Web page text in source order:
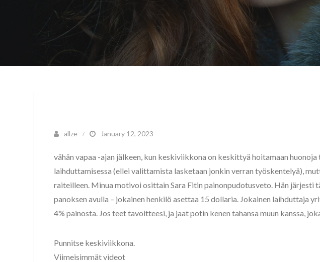
allze January 12, 2023
vähän vapaa -ajan jälkeen, kun keskiviikkona on keskittyä hoitamaan
laihduttamisessa (ellei valittamista lasketaan jonkin verran työskentelyä),
raiteilleen. Minua motivoi osittain Sara Fitin painonpudotusveto. Hän järjesti
panoksen avulla – jokainen henkilö asettaa 15 dollaria. Jokainen laihduttaja
4% painosta. Jos teet tavoitteesi, ja jaat potin kenen tahansa muun kanssa,
Punnitse keskiviikkona.
Viimeisimmät videot